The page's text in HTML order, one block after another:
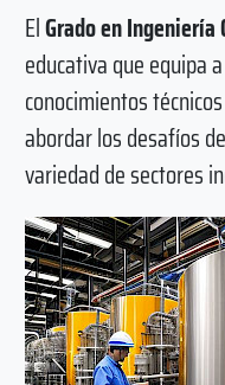
ElGrado en Ingeniería
educativa que equipa
conocimientos
abordar los desafíos
variedad de sectores